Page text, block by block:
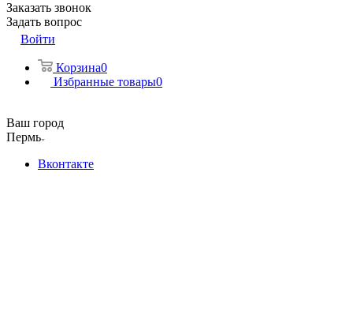
Заказать звонок
Задать вопрос
Войти
Корзина0
Избранные товары0
Ваш город
Пермь
Вконтакте